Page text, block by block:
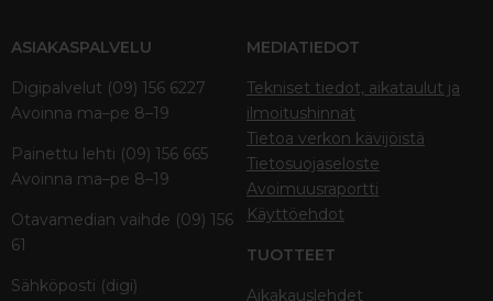
ASIAKASPALVELU
Digipalvelut (09) 156 6227
Avoinna ma–pe 8–19
Painettu lehti (09) 156 665
Avoinna ma–pe 8–19
Otavamedian vaihde (09) 156
61
Sähköposti (digi)
MEDIATIEDOT
Tekniset tiedot, aikataulut ja
ilmoitushinnat
Tietoa verkon kävijöistä
Tietosuojaseloste
Avoimuusraportti
Käyttöehdot
TUOTTEET
Aikakauslehdet